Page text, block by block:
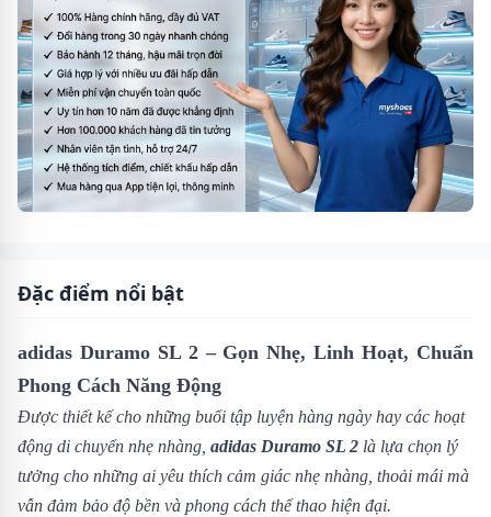
Đặc điểm nổi bật
adidas Duramo SL 2 – Gọn Nhẹ, Linh Hoạt, Chuẩn
Phong Cách Năng Động
Được thiết kế cho những buổi tập luyện hàng ngày hay các hoạt
động di chuyển nhẹ nhàng, adidas Duramo SL 2 là lựa chọn lý
tưởng cho những ai yêu thích cảm giác nhẹ nhàng, thoải mái mà
vẫn đảm bảo độ bền và phong cách thể thao hiện đại.